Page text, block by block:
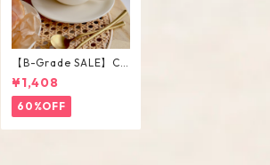
【B-Grade SALE】Cr
eam Color Round Sh
ape Cup Saucer Set
¥1,408
60%OFF